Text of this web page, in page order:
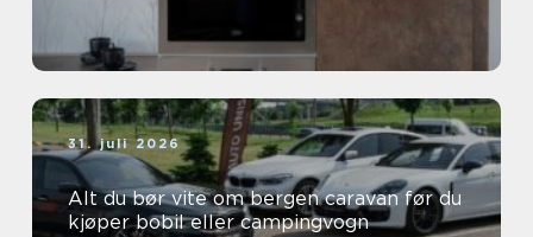
31. juli 2026
Alt du bør vite om bergen caravan før du
kjøper bobil eller campingvogn